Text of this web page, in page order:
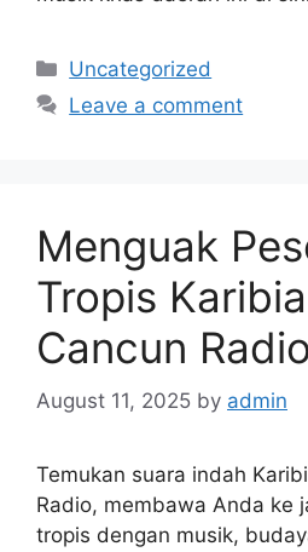
Categories
Uncategorized
Leave a comment
Menguak
Tropis
Cancun Radio
August 11, 2025 by admin
Temukan suara indah
Radio, membawa Anda ke
tropis dengan musik,